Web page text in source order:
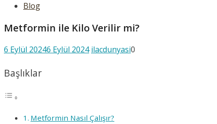
Blog
Metformin ile Kilo Verilir mi?
6 Eylül 20246 Eylül 2024 ilacdunyasi0
Başlıklar
Metformin Nasıl Çalışır?